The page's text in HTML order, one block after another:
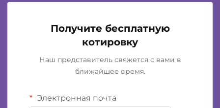
Получите бесплатную
котировку
Наш представитель свяжется с вами в
ближайшее время.
Электронная почта